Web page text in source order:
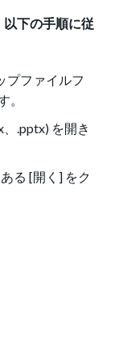
下の手順に従
プファイルフ
。
.pptx) を開き
る [開く] をク